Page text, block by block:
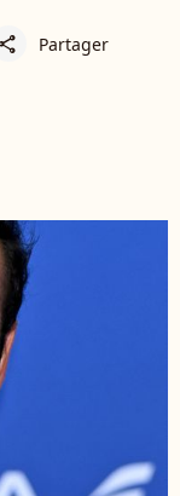
share Partager